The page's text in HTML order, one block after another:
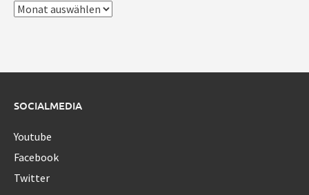
Archiv
SOCIALMEDIA
Youtube
Facebook
Twitter